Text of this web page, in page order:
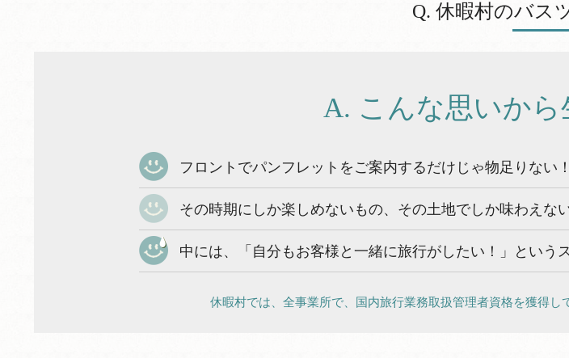
Q. 休暇村のバス
A. こんな思いから
フロントでパンフレットをご案内するだけじゃ物足りない
その時期にしか楽しめないもの、その土地でしか味わえな
中には、「自分もお客様と一緒に旅行がしたい！」という
休暇村では、全事業所で、国内旅行業務取扱管理者資格を獲得し